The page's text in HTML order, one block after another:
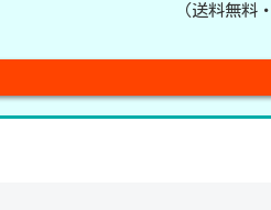
（送料無料